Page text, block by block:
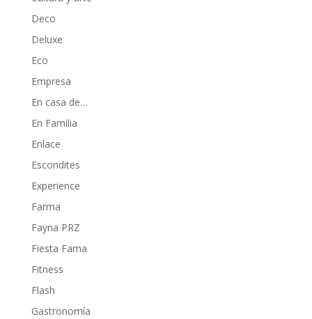
Deco
Deluxe
Eco
Empresa
En casa de…
En Familia
Enlace
Escondites
Experience
Farma
Fayna PRZ
Fiesta Fama
Fitness
Flash
Gastronomía